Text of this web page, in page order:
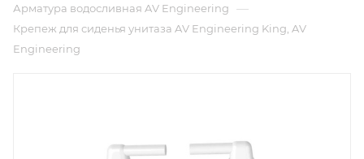
Арматура водосливная AV Engineering —
Крепеж для сиденья унитаза AV Engineering King, AV
Engineering